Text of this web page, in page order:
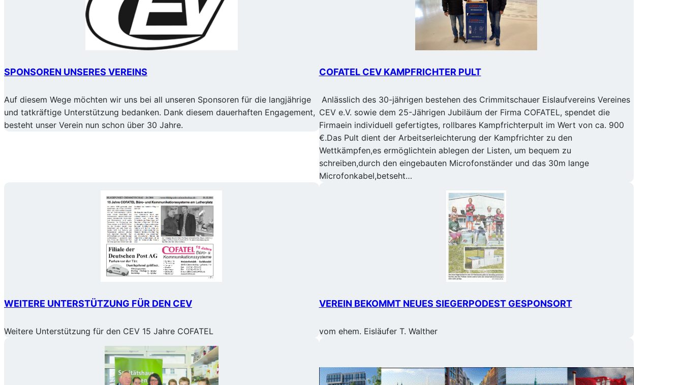
SPONSOREN UNSERES VEREINS
Auf diesem Wege möchten wir uns bei all unseren Sponsoren für die langjährige
und tatkräftige Unterstützung bedanken. Dank diesem dauerhaften Engagement,
besteht unser Verein nun schon über 30 Jahre.
COFATEL CEV KAMPFRICHTER PULT
Anlässlich des 30-jährigen bestehen des Crimmitschauer Eislaufvereins Vereines
CEV e.V. sowie dem 25-Jährigen Jubiläum der Firma COFATEL, spendet die
Firmaein individuell gefertigtes, rollbares Kampfrichterpult im Wert von ca. 900
€.Das Pult dient der Arbeitserleichterung der Kampfrichter zu den
Wettkämpfen,es ermöglichtein ablegen der Listen, um bequem zu
schreiben,durch den eingebauten Microfonständer und das 30m lange
Microfonkabel,betseht…
WEITERE UNTERSTÜTZUNG FÜR DEN CEV
Weitere Unterstützung für den CEV 15 Jahre COFATEL
VEREIN BEKOMMT NEUES SIEGERPODEST GESPONSORT
vom ehem. Eisläufer T. Walther